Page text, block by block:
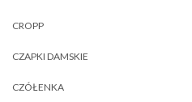
CROPP
CZAPKI DAMSKIE
CZÓŁENKA